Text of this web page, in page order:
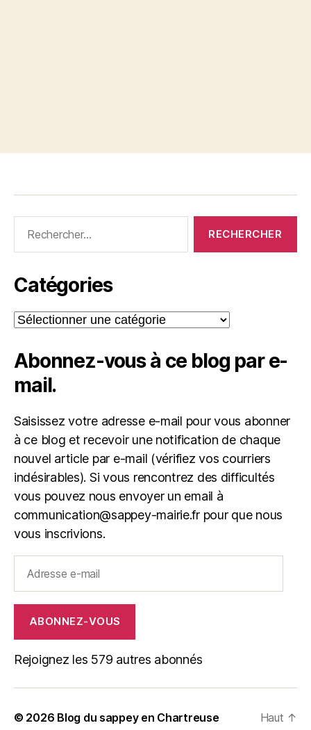
Catégories
Catégories
Abonnez-vous à ce blog par e-
mail.
Saisissez votre adresse e-mail pour vous abonner
à ce blog et recevoir une notification de chaque
nouvel article par e-mail (vérifiez vos courriers
indésirables). Si vous rencontrez des difficultés
vous pouvez nous envoyer un email à
communication@sappey-mairie.fr pour que nous
vous inscrivions.
mail
ABONNEZ-VOUS
Rejoignez les 579 autres abonnés
© 2026 Blog du sappey en Chartreuse Haut ↑